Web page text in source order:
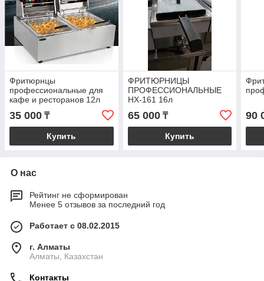
Фритюрнцы
профессиональные для
кафе и ресторанов 12л
35 000 ₸
Купить
ФРИТЮРНИЦЫ
ПРОФЕССИОНАЛЬНЫЕ
HX-161 16л
65 000₸
Купить
90
О нас
Рейтинг не сформирован
Менее 5 отзывов за последний год
Работает с 08.02.2015
г. Алматы
Алматы, Казахстан
Контакты